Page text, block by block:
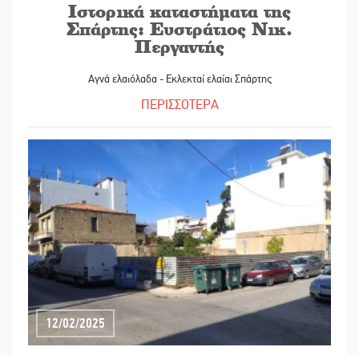
Ιστορικά καταστήματα της
Σπάρτης: Ευστράτιος Νικ.
Περγαντής
Αγνά ελαιόλαδα - Εκλεκταί ελαίαι Σπάρτης
ΠΕΡΙΣΣΟΤΕΡΑ
12/02/2025